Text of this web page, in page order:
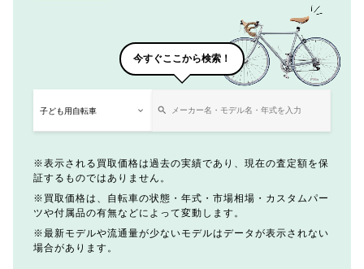
今すぐここから検索！
表示される買取価格は過去の実績であり、現在の査定額を保
証するものではありません。
買取価格は、自転車の状態・年式・市場相場・カスタムパー
ツや付属品の有無などによって変動します。
最新モデルや流通量が少ないモデルはデータが表示されない
場合があります。